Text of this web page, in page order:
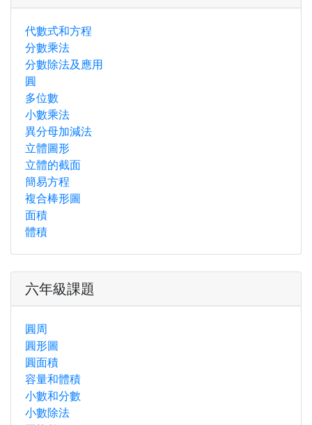
代數式和方程
分數乘法
分數除法及應用
圓
多位數
小數乘法
異分母加減法
立體圖形
立體的截面
簡易方程
複合棒形圖
面積
體積
六年級課題
圓周
圓形圖
圓面積
容量和體積
小數和分數
小數除法